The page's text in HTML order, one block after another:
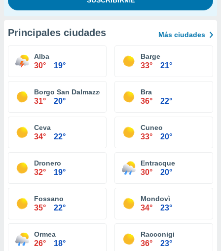
Principales ciudades Más ciudades
Alba
30° 19°
Barge
33° 21°
Borgo San Dalmazzo
31° 20°
Bra
36° 22°
Ceva
34° 22°
Cuneo
33° 20°
Dronero
32° 19°
Entracque
30° 20°
Fossano
35° 22°
Mondovì
34° 23°
Ormea
26° 18°
Racconigi
36° 23°